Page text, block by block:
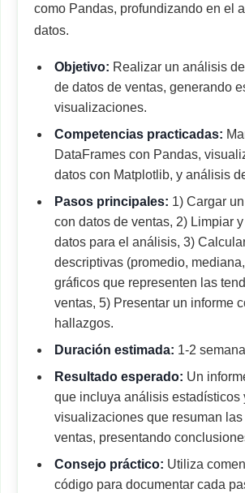
como Pandas, profundizando en el
datos.
Objetivo: Realizar un análisis
de datos de ventas, generando
visualizaciones.
Competencias practicadas:
DataFrames con Pandas,
datos con Matplotlib, y análisis
Pasos principales: 1) Cargar
con datos de ventas, 2) Limpiar
datos para el análisis, 3)
descriptivas (promedio,
gráficos que representen las
ventas, 5) Presentar un informe
hallazgos.
Duración estimada: 1-2
Resultado esperado: Un
que incluya análisis estadísticos
visualizaciones que resuman
ventas, presentando
Consejo práctico: Utiliza
código para documentar cada